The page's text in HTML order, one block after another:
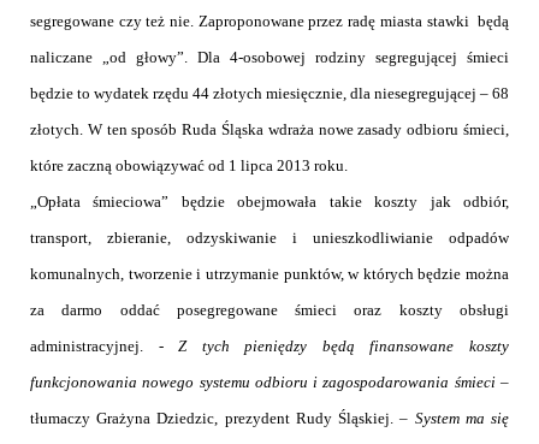
segregowane czy też nie. Zaproponowane przez radę miasta stawki będą
naliczane „od głowy”. Dla 4-osobowej rodziny segregującej śmieci
będzie to wydatek rzędu 44 złotych miesięcznie, dla niesegregującej – 68
złotych. W ten sposób Ruda Śląska wdraża nowe zasady odbioru śmieci,
które zaczną obowiązywać od 1 lipca 2013 roku.
„Opłata śmieciowa” będzie obejmowała takie koszty jak odbiór,
transport, zbieranie, odzyskiwanie i unieszkodliwianie odpadów
komunalnych, tworzenie i utrzymanie punktów, w których będzie można
za darmo oddać posegregowane śmieci oraz koszty obsługi
administracyjnej. -Z tych pieniędzy będą finansowane koszty
funkcjonowania nowego systemu odbioru i zagospodarowania śmieci–
tłumaczy Grażyna Dziedzic, prezydent Rudy Śląskiej. – System ma się